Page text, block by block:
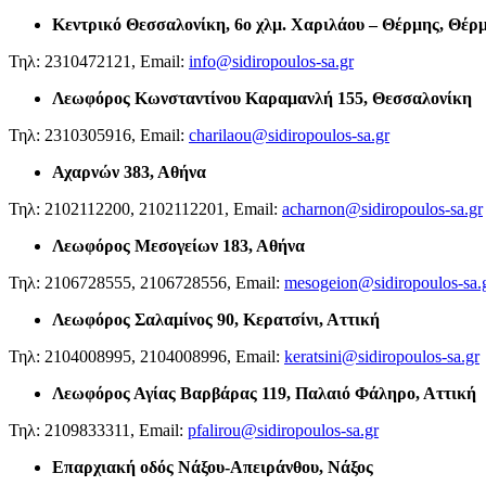
Κεντρικό Θεσσαλονίκη, 6ο χλμ. Χαριλάου – Θέρμης,
Τηλ: 2310472121, Email: info@sidiropoulos-sa.gr
Λεωφόρος Κωνσταντίνου Καραμανλή 155, Θεσσαλονίκη
Τηλ: 2310305916, Email: charilaou@sidiropoulos-sa.gr
Αχαρνών 383, Αθήνα
Τηλ: 2102112200, 2102112201, Email: acharnon@sidiropoulos-sa.gr
Λεωφόρος Μεσογείων 183, Αθήνα
Τηλ: 2106728555, 2106728556, Email: mesogeion@sidiropoulos-
Λεωφόρος Σαλαμίνος 90, Κερατσίνι, Αττική
Τηλ: 2104008995, 2104008996, Email: keratsini@sidiropoulos-sa.gr
Λεωφόρος Αγίας Βαρβάρας 119, Παλαιό Φάληρο, Αττική
Τηλ: 2109833311, Email: pfalirou@sidiropoulos-sa.gr
Επαρχιακή οδός Νάξου-Απειράνθου, Νάξος